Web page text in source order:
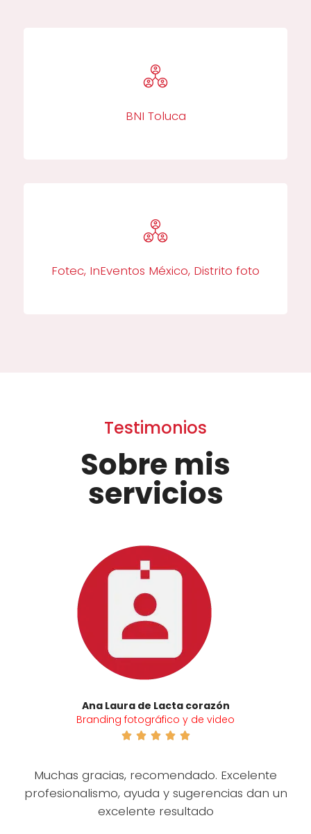
BNI Toluca​
Fotec, InEventos México, Distrito foto
Testimonios
Sobre mis
servicios
Ana Laura de Lacta corazón
Branding fotográfico y de video
    
Muchas gracias, recomendado. Excelente
profesionalismo, ayuda y sugerencias dan un
excelente resultado